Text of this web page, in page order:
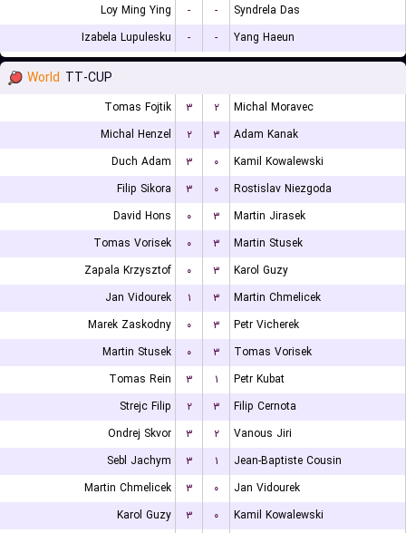
Loy Ming Ying
- -
Syndrela Das
Izabela Lupulesku
- - Yang Haeun
World TT-CUP
Tomas Fojtik ۳ ۲
Michal Moravec
Michal Henzel
۲ ۳
Adam Kanak
Duch Adam
۳ ۰
Kamil Kowalewski
Filip Sikora
۳ ۰
Rostislav Niezgoda
David Hons
۰ ۳
Martin Jirasek
Tomas Vorisek
۰ ۳
Martin Stusek
Zapala Krzysztof
۰ ۳
Karol Guzy
Jan Vidourek
۱ ۳
Martin Chmelicek
Marek Zaskodny
۰ ۳
Petr Vicherek
Martin Stusek
۰ ۳
Tomas Vorisek
Tomas Rein
۳ ۱
Petr Kubat
Strejc Filip
۲ ۳
Filip Cernota
Ondrej Skvor
۳ ۲
Vanous Jiri
Sebl Jachym
۳ ۱
Jean-Baptiste Cousin
Martin Chmelicek
۳ ۰
Jan Vidourek
Karol Guzy
۳ ۰
Kamil Kowalewski